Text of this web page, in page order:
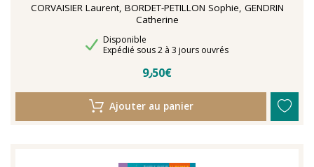
CORVAISIER Laurent, BORDET-PETILLON Sophie, GENDRIN
Catherine
Disponibilité
Disponible
Délais de livraison
Expédié sous 2 à 3 jours ouvrés
9٫50€
Ajouter au panier